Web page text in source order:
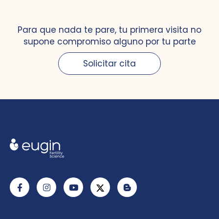
Para que nada te pare, tu primera visita no
supone compromiso alguno por tu parte
Solicitar cita